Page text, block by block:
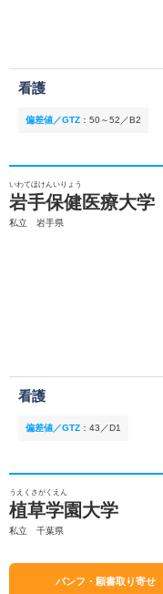
看護
偏差値／GTZ ： 50～52／B2
いわてほけんいりょう
岩手保健医療大学
私立 岩手県
看護
偏差値／GTZ ： 43／D1
うえくさがくえん
植草学園大学
私立 千葉県
パンフ・願書取り寄せ